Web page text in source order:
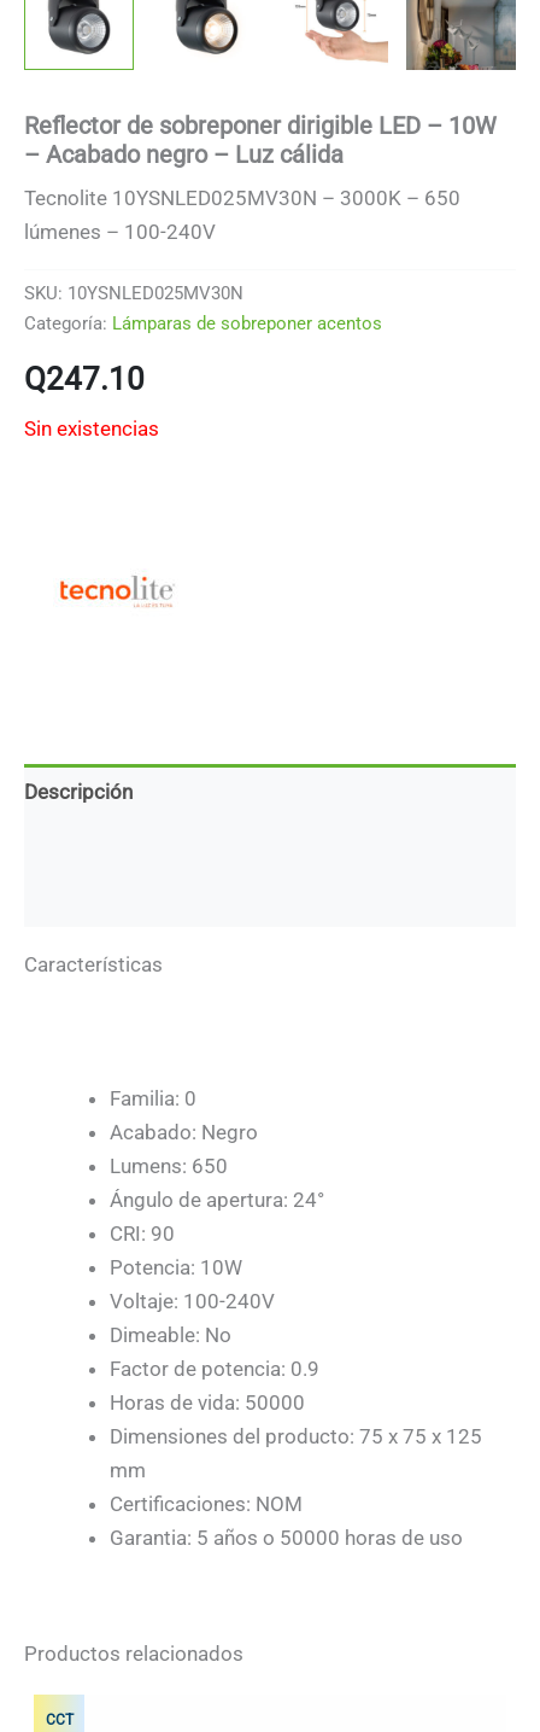
Reflector de sobreponer dirigible LED – 10W
– Acabado negro – Luz cálida
Tecnolite 10YSNLED025MV30N – 3000K – 650
lúmenes – 100-240V
SKU: 10YSNLED025MV30N
Categoría: Lámparas de sobreponer acentos
Q247.10
Sin existencias
Descripción
Características
Familia: 0
Acabado: Negro
Lumens: 650
Ángulo de apertura: 24°
CRI: 90
Potencia: 10W
Voltaje: 100-240V
Dimeable: No
Factor de potencia: 0.9
Horas de vida: 50000
Dimensiones del producto: 75 x 75 x 125
mm
Certificaciones: NOM
Garantia: 5 años o 50000 horas de uso
Productos relacionados
CCT